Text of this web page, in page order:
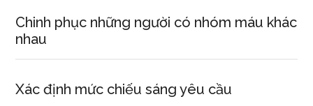
Chinh phục những người có nhóm máu khác
nhau
Xác định mức chiếu sáng yêu cầu